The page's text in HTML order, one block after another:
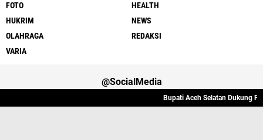
FOTO
HEALTH
HUKRIM
NEWS
OLAHRAGA
REDAKSI
VARIA
@SocialMedia
Bupati Aceh Selatan Dukung